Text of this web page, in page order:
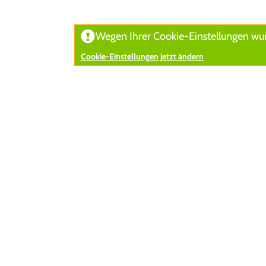
Wegen Ihrer Cookie-Einstellungen
Cookie-Einstellungen jetzt ändern